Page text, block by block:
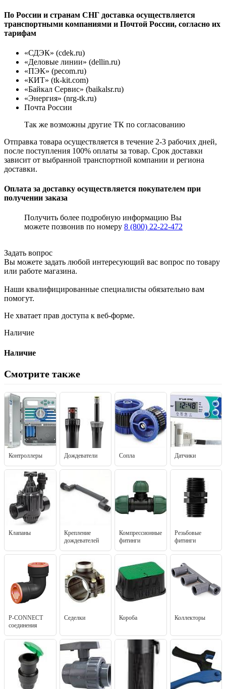
По России и странам СНГ доставка осуществляется
транспортными компаниями и Почтой России, согласно их
тарифам
«СДЭК» (cdek.ru)
«Деловые линии» (dellin.ru)
«ПЭК» (pecom.ru)
«КИТ» (tk-kit.com)
«Байкал Сервис» (baikalsr.ru)
«Энергия» (nrg-tk.ru)
Почта России
Так же возможны другие ТК по согласованию
Отправка товара осуществляется в течение 2-3 рабочих дней,
после поступления 100% оплаты за товар. Срок доставки
зависит от выбранной транспортной компании и региона
доставки.
Оплата за доставку осуществляется покупателем при
получении заказа
Получить более подробную информацию Вы
можете позвонив по номеру 8 (800) 22-22-472
Задать вопрос
Вы можете задать любой интересующий вас вопрос по товару
или работе магазина.
Наши квалифицированные специалисты обязательно вам
помогут.
Не хватает прав доступа к веб-форме.
Наличие
Наличие
Смотрите также
Контроллеры Дождеватели Сопла Датчики
Клапаны
Крепление
дождевателей
Компрессионные
фитинги
Резьбовые
фитинги
P-CONNECT
соединения
Седелки Короба Коллекторы